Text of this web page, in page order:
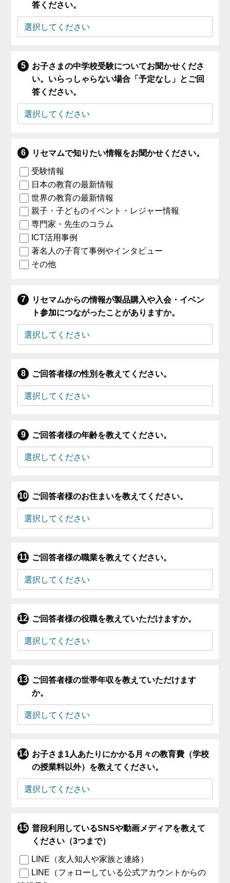
答ください。
お子さまの中学校受験についてお聞かせくださ
い。いらっしゃらない場合「予定なし」とご回
答ください。
リセマムで知りたい情報をお聞かせください。
受験情報
日本の教育の最新情報
世界の教育の最新情報
親子・子どものイベント・レジャー情報
専門家・先生のコラム
ICT活用事例
著名人の子育て事例やインタビュー
その他
リセマムからの情報が製品購入や入会・イベン
ト参加につながったことがありますか。
ご回答者様の性別を教えてください。
ご回答者様の年齢を教えてください。
ご回答者様のお住まいを教えてください。
ご回答者様の職業を教えてください。
ご回答者様の役職を教えていただけますか。
ご回答者様の世帯年収を教えていただけます
か。
お子さま1人あたりにかかる月々の教育費（学校
の授業料以外）を教えてください。
普段利用しているSNSや動画メディアを教えて
ください（3つまで）
LINE（友人知人や家族と連絡）
LINE（フォローしている公式アカウントからの